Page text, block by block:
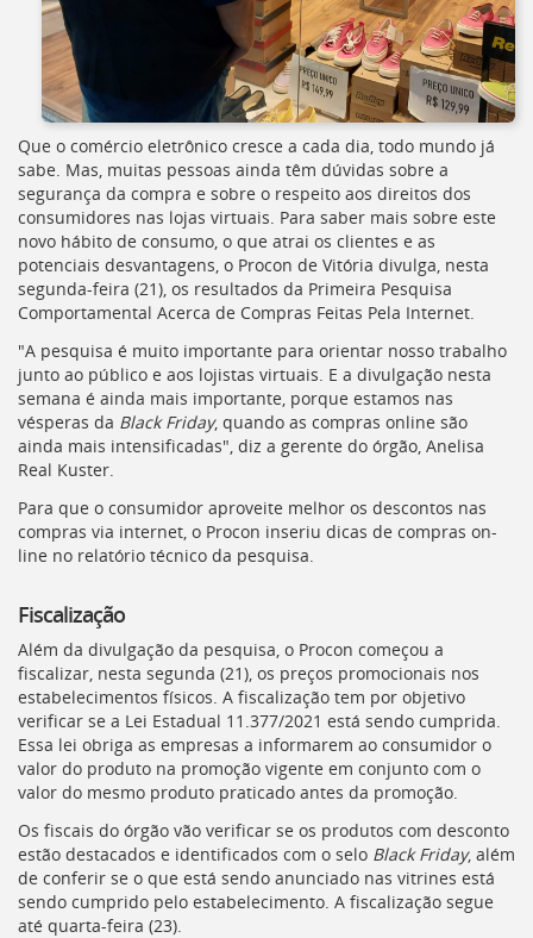
Ir
para
a
listagem
de
notícias
[]
Ir
para
o
conteúdo
desta
página
[]
para
a
busca
[]
Voltar
para
o
início
deste
Que o comércio eletrônico cresce a cada dia, todo mundo já
sabe. Mas, muitas pessoas ainda têm dúvidas sobre a
segurança da compra e sobre o respeito aos direitos dos
consumidores nas lojas virtuais. Para saber mais sobre este
novo hábito de consumo, o que atrai os clientes e as
potenciais desvantagens, o Procon de Vitória divulga, nesta
segunda-feira (21), os resultados da Primeira Pesquisa
Comportamental Acerca de Compras Feitas Pela Internet.
"A pesquisa é muito importante para orientar nosso trabalho
junto ao público e aos lojistas virtuais. E a divulgação nesta
semana é ainda mais importante, porque estamos nas
vésperas da Black Friday, quando as compras online são
ainda mais intensificadas", diz a gerente do órgão, Anelisa
Real Kuster.
Para que o consumidor aproveite melhor os descontos nas
compras via internet, o Procon inseriu dicas de compras on-
line no relatório técnico da pesquisa.
Fiscalização
Além da divulgação da pesquisa, o Procon começou a
fiscalizar, nesta segunda (21), os preços promocionais nos
estabelecimentos físicos. A fiscalização tem por objetivo
verificar se a Lei Estadual 11.377/2021 está sendo cumprida.
Essa lei obriga as empresas a informarem ao consumidor o
valor do produto na promoção vigente em conjunto com o
valor do mesmo produto praticado antes da promoção.
Os fiscais do órgão vão verificar se os produtos com desconto
estão destacados e identificados com o selo Black Friday, além
de conferir se o que está sendo anunciado nas vitrines está
sendo cumprido pelo estabelecimento. A fiscalização segue
até quarta-feira (23).